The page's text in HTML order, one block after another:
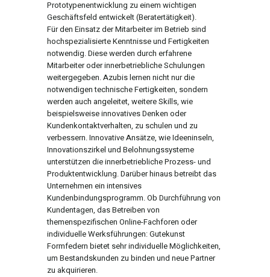
Prototypenentwicklung zu einem wichtigen
Geschäftsfeld entwickelt (Beratertätigkeit).
Für den Einsatz der Mitarbeiter im Betrieb sind
hochspezialisierte Kenntnisse und Fertigkeiten
notwendig. Diese werden durch erfahrene
Mitarbeiter oder innerbetriebliche Schulungen
weitergegeben. Azubis lernen nicht nur die
notwendigen technische Fertigkeiten, sondern
werden auch angeleitet, weitere Skills, wie
beispielsweise innovatives Denken oder
Kundenkontaktverhalten, zu schulen und zu
verbessern. Innovative Ansätze, wie Ideeninseln,
Innovationszirkel und Belohnungssysteme
unterstützen die innerbetriebliche Prozess- und
Produktentwicklung. Darüber hinaus betreibt das
Unternehmen ein intensives
Kundenbindungsprogramm. Ob Durchführung von
Kundentagen, das Betreiben von
themenspezifischen Online-Fachforen oder
individuelle Werksführungen: Gutekunst
Formfedern bietet sehr individuelle Möglichkeiten,
um Bestandskunden zu binden und neue Partner
zu akquirieren.